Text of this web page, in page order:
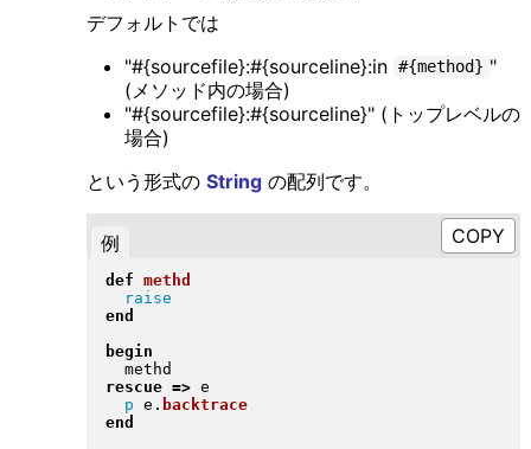
デフォルトでは
"#{sourcefile}:#{sourceline}:in #{method} "
(メソッド内の場合)
"#{sourcefile}:#{sourceline}" (トップレベルの
場合)
という形式の Stringの配列です。
例
def methd
raise
end
begin
rescue => e
p e . backtrace
end